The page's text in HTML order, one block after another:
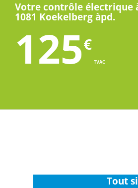
Votre contrôle électrique
1081 Koekelberg àpd.
125€
TVAC
Tout